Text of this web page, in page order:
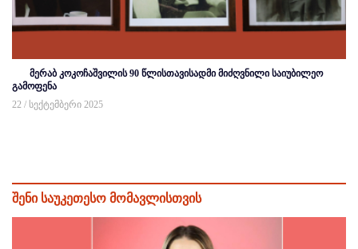
მერაბ კოკოჩაშვილის 90 წლისთავისადმი მიძღვნილი საიუბილეო
გამოფენა
22 / სექტემბერი 2025
შენი საუკეთესო მომავლისთვის